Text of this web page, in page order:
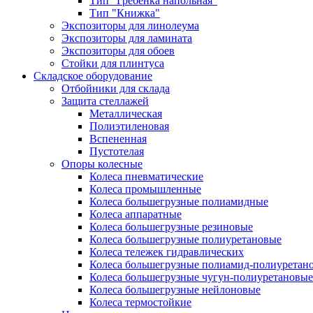
Тип "Книжка"
Экспозиторы для линолеума
Экспозиторы для ламината
Экспозиторы для обоев
Стойки для плинтуса
Складское оборудование
Отбойники для склада
Защита стеллажей
Металлическая
Полиэтиленовая
Вспененная
Пустотелая
Опоры колесные
Колеса пневматические
Колеса промышленные
Колеса большегрузные полиамидные
Колеса аппаратные
Колеса большегрузные резиновые
Колеса большегрузные полиуретановые
Колеса тележек гидравлических
Колеса большегрузные полиамид-
Колеса большегрузные чугун-полиуретановые
Колеса большегрузные нейлоновые
Колеса термостойкие